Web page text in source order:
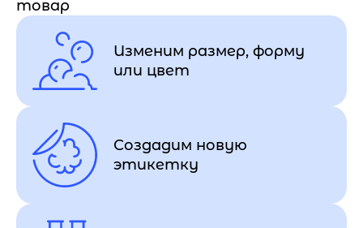
товар
Изменим размер, форму
или цвет
Создадим новую
этикетку